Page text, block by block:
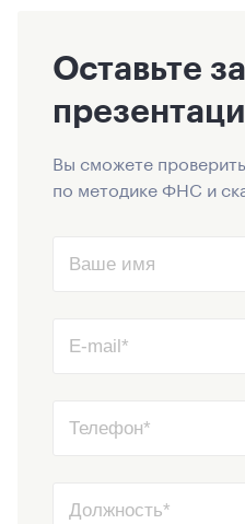
Оставьте
Вы сможете
по методике ФНС и